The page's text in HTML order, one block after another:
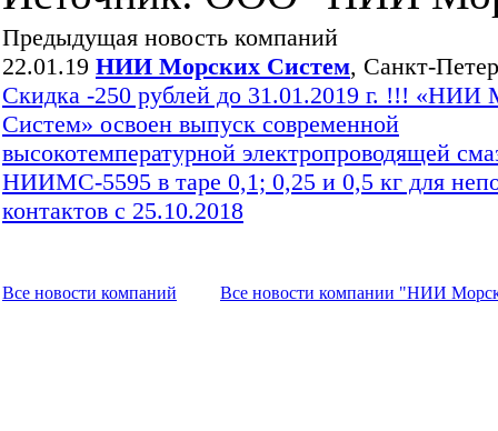
Предыдущая новость компаний
22.01.19 НИИ Морских Систем, Санкт-
Скидка -250 рублей до 31.01.2019 г. !!! «НИИ
Систем» освоен выпуск современной
высокотемпературной электропроводящей
НИИМС-5595 в таре 0,1; 0,25 и 0,5 кг для
контактов с 25.10.2018
Все новости компaний Все новости компaнии "НИИ